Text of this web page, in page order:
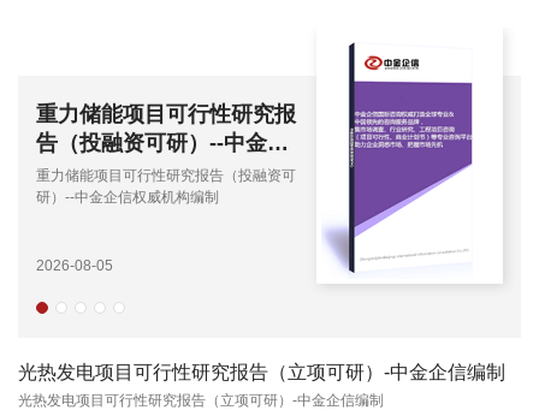
能项目可行性研究报
融资可研）--中金企
机构编制
项目可行性研究报告（投融资可
金企信权威机构编制
05
外投资
威机构
甲醇投资价
光热发电项目可行性研究报告（立项可研）-中金企信编制
光热发电项目可行性研究报告（立项可研）-中金企信编制